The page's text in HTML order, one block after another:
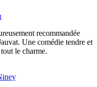
recommandée
Une comédie tendre et
le charme.